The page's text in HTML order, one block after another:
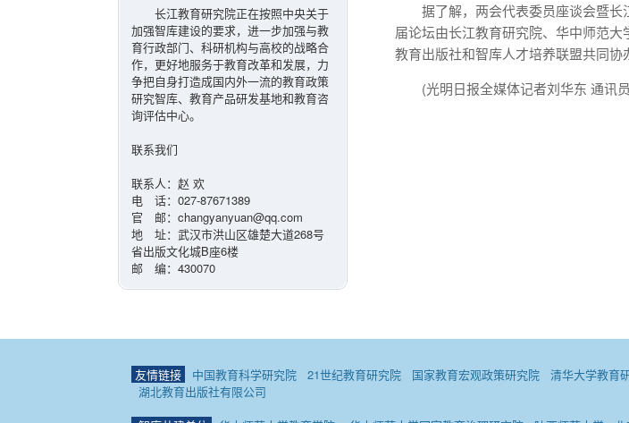
据了解，两会代表委员座谈会暨
届论坛由长江教育研究院、华中师范
教育出版社和智库人才培养联盟共同协
(光明日报全媒体记者刘华东 通讯
长江教育研究院正在按照中央关于
加强智库建设的要求，进一步加强与教
育行政部门、科研机构与高校的战略合
作，更好地服务于教育改革和发展，力
争把自身打造成国内外一流的教育政策
研究智库、教育产品研发基地和教育咨
询评估中心。
联系我们
联系人：赵 欢
电 话：027-87671389
官 邮：changyanyuan@qq.com
地 址：武汉市洪山区雄楚大道268号
省出版文化城B座6楼
邮 编：430070
友情链接 中国教育科学研究院 21世纪教育研究院 国家教育宏观政策研究院 清华大学教育
湖北教育出版社有限公司